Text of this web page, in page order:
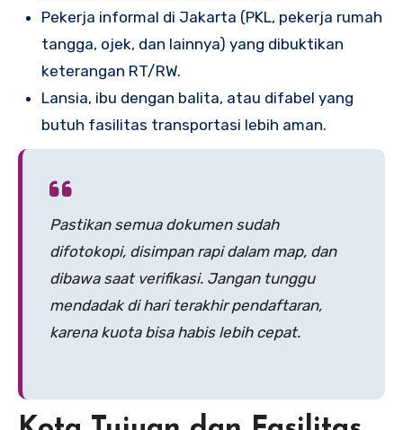
Pekerja informal di Jakarta (PKL, pekerja rumah
tangga, ojek, dan lainnya) yang dibuktikan
keterangan RT/RW.
Lansia, ibu dengan balita, atau difabel yang
butuh fasilitas transportasi lebih aman.
Pastikan semua dokumen sudah
difotokopi, disimpan rapi dalam map, dan
dibawa saat verifikasi. Jangan tunggu
mendadak di hari terakhir pendaftaran,
karena kuota bisa habis lebih cepat.